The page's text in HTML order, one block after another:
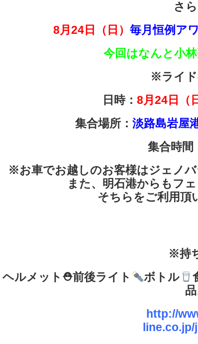
さ
8月24日（日） 毎月恒例ア
今回はなんと小
※ライ
日時： 8月24日（
集合場所： 淡路島岩屋
集合時間
※お車でお越しのお客様はジェノ
また、明石港からもフ
そちらをご利用頂
※持
ヘルメット ⛑前後ライト ボトル
品
http://